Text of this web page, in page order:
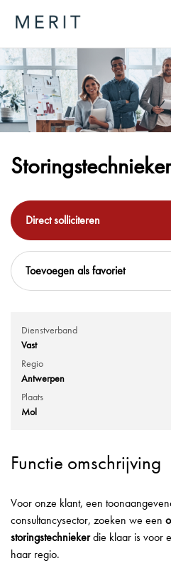
Storingstechnieker
Direct solliciteren
favoriet
Dienstverband
Vast
Regio
Antwerpen
Plaats
Mol
Functie omschrijving
Voor onze klant, een
consultancysector, zoeken we een
storingstechniekerdie klaar is voor
haar regio.